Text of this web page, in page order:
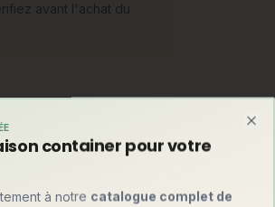
avant l'achat du
les maisons semi-
(grandes
impose son bureau
container pour votre
à notre catalogue complet de